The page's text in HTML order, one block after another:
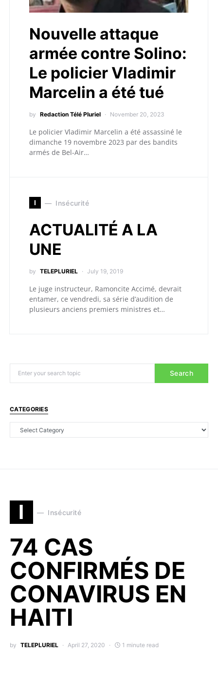
Nouvelle attaque
armée contre Solino:
Le policier Vladimir
Marcelin a été tué
by Redaction Télé Pluriel November 20, 2023
Le policier Vladimir Marcelin a été assassiné le
dimanche 19 novembre 2023 par des bandits
armés de Bel-Air…
I Insécurité
ACTUALITÉ A LA
UNE
by TELEPLURIEL July 19, 2019
Le juge instructeur, Ramoncite Accimé, devrait
entamer, ce vendredi, sa série d’audition de
plusieurs anciens premiers ministres et…
Search
CATEGORIES
I Insécurité
74 CAS
CONFIRMÉS DE
CONAVIRUS EN
HAITI
by TELEPLURIEL April 27, 2020 1 minute read